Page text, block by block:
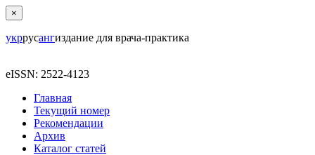
×
укррусангиздание для врача-практика
eISSN: 2522-4123
Главная
Текущий номер
Рекомендации
Архив
Каталог статей